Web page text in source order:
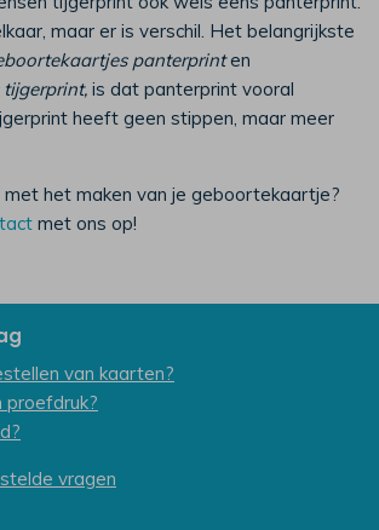
maar er is verschil. Het belangrijkste
panterprinten
is dat panterprint vooral
heeft geen stippen, maar meer
met het maken van je geboortekaartje?
met ons op!
van kaarten?
proefdruk?
vragen